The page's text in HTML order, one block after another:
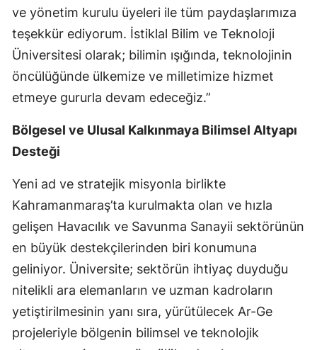
ve yönetim kurulu üyeleri ile tüm paydaşlarımıza
teşekkür ediyorum. İstiklal Bilim ve Teknoloji
Üniversitesi olarak; bilimin ışığında, teknolojinin
öncülüğünde ülkemize ve milletimize hizmet
etmeye gururla devam edeceğiz.”
Bölgesel ve Ulusal Kalkınmaya Bilimsel Altyapı
Desteği
Yeni ad ve stratejik misyonla birlikte
Kahramanmaraş’ta kurulmakta olan ve hızla
gelişen Havacılık ve Savunma Sanayii sektörünün
en büyük destekçilerinden biri konumuna
geliniyor. Üniversite; sektörün ihtiyaç duyduğu
nitelikli ara elemanların ve uzman kadroların
yetiştirilmesinin yanı sıra, yürütülecek Ar-Ge
projeleriyle bölgenin bilimsel ve teknolojik